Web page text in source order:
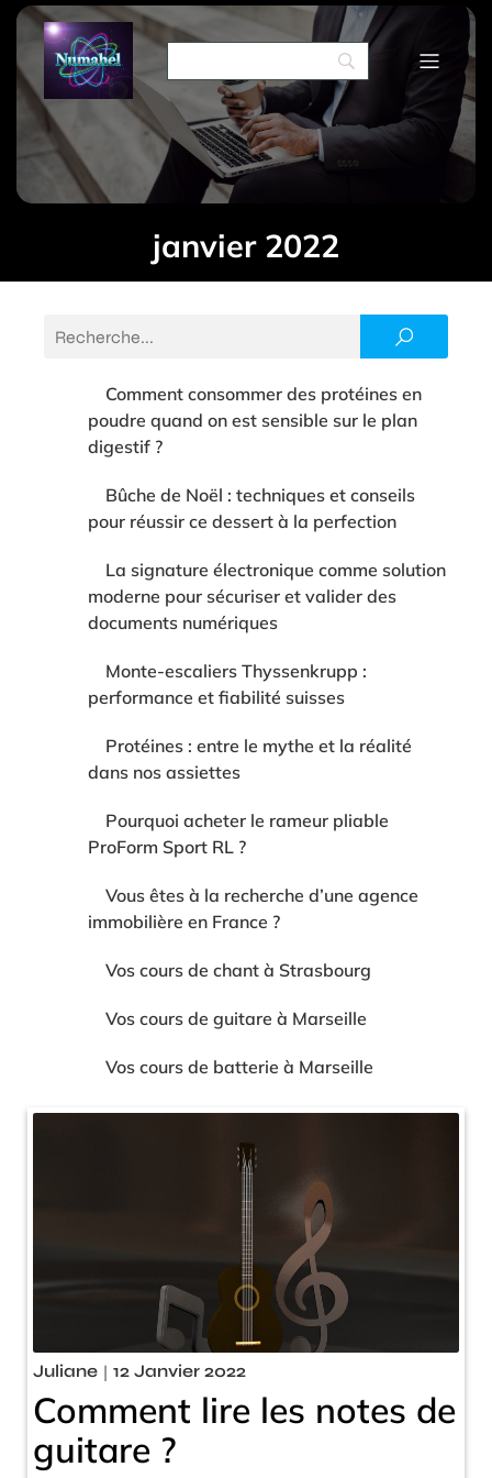
janvier 2022
Comment consommer des protéines en
poudre quand on est sensible sur le plan
digestif ?
Bûche de Noël : techniques et conseils
pour réussir ce dessert à la perfection
La signature électronique comme solution
moderne pour sécuriser et valider des
documents numériques
Monte-escaliers Thyssenkrupp :
performance et fiabilité suisses
Protéines : entre le mythe et la réalité
dans nos assiettes
Pourquoi acheter le rameur pliable
ProForm Sport RL ?
Vous êtes à la recherche d’une agence
immobilière en France ?
Vos cours de chant à Strasbourg
Vos cours de guitare à Marseille
Vos cours de batterie à Marseille
Juliane | 12 Janvier 2022
Comment lire les notes de
guitare ?